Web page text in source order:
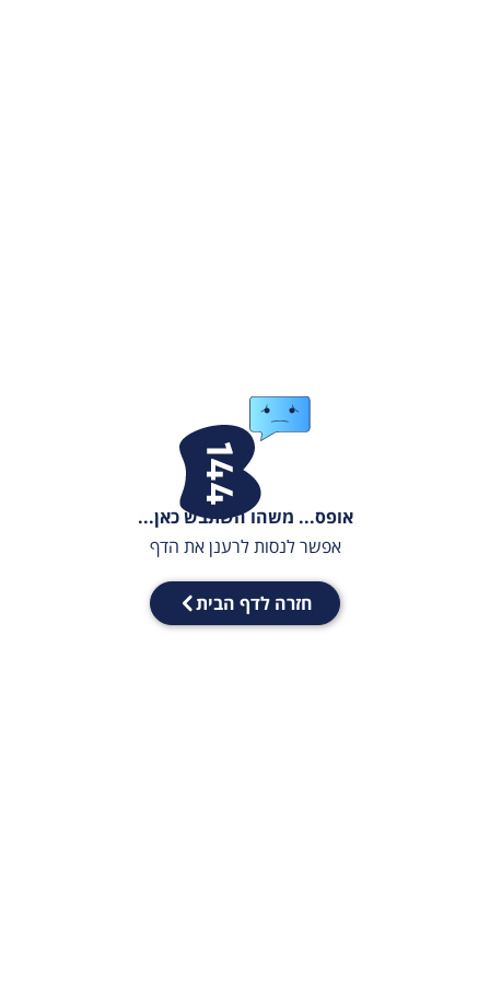
אופס... משהו השתבש כאן...
אפשר לנסות לרענן את הדף
חזרה לדף הבית